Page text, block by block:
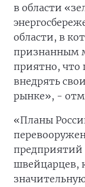
в области
области, в
признанным
приятно, что
внедрять
рынке», -
«Планы
предприятий
швейцарцев,